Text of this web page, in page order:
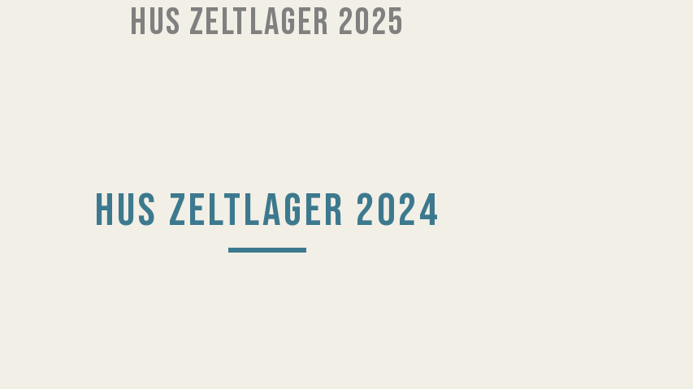
HUS ZELTLAGER 2025
HUS ZELTLAGER 2024